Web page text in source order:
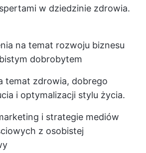
w dziedzinie zdrowia.
na temat rozwoju biznesu
dobrobytem
temat zdrowia, dobrego
i optymalizacji stylu życia.
i strategie mediów
z osobistej